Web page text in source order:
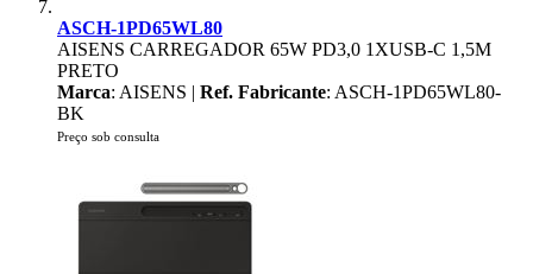
ASCH-1PD65WL80
AISENS CARREGADOR 65W PD3,0 1XUSB-C 1,5M
PRETO
Marca: AISENS | Ref. Fabricante: ASCH-1PD65WL80-
BK
Preço sob consulta